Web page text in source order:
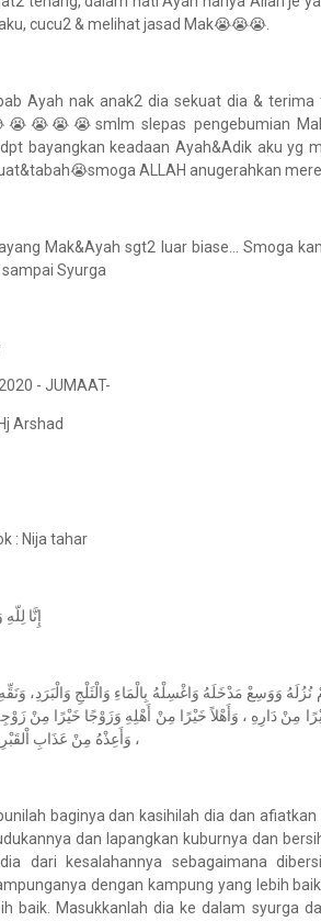
cucu2 & melihat jasad Mak😭😭😭.
Ayah nak anak2 dia sekuat dia &
slepas pengebumian
bayangkan keadaan Ayah&Adik aku yg
ALLAH anugerahkan
Mak&Ayah sgt2 luar biase... Smoga
Syurga
- JUMAAT-
Arshad
: Nija tahar
إِنَّا
وَوَسِعْ مَدْخَلَهُ وَاغْسِلْهُ بِالْمَاءِ وَالْثَلْجِ وَالْبَرَدِ،
مِنْ دَارِهِ ، وَأَهْلاً خَيْرًا مِنْ أَهْلِهِ وَزَوْجًا خَيْرًا مِنْ
baginya dan kasihilah dia dan
dan lapangkan kuburnya dan
dia dari kesalahannya sebagaimana
dengan kampung yang lebih
baik. Masukkanlah dia ke dalam syurga